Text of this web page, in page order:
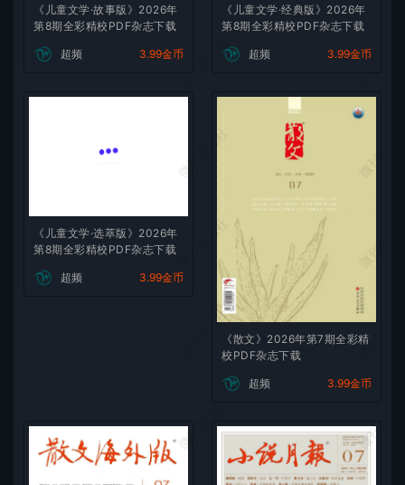
《儿童文学·故事版》2026年
第8期全彩精校PDF杂志下载
超频 3.99金币
《儿童文学·经典版》2026年
第8期全彩精校PDF杂志下载
超频 3.99金币
《儿童文学·选萃版》2026年
第8期全彩精校PDF杂志下载
超频 3.99金币
《散文》2026年第7期全彩精
校PDF杂志下载
超频 3.99金币
微刊杂志社
微刊杂
微刊杂志社
微刊杂志社
微刊杂志社
微刊杂
微刊杂志社
微刊杂